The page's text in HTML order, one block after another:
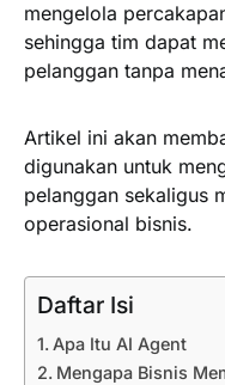
mengelola
sehingga tim dapat
pelanggan tanpa
Artikel ini akan
digunakan untuk
pelanggan sekaligus
operasional bisnis.
Daftar Isi
Apa Itu AI Agent
Mengapa Bisnis